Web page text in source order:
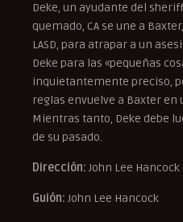
Deke, un ayudante del
quemado, CA se une a
LASD, para atrapar a un
Deke para las «pequeñas
inquietantemente preciso,
reglas envuelve a Baxter
Mientras tanto, Deke debe
de su pasado.
Dirección: John Lee Hancock
Guión: John Lee Hancock